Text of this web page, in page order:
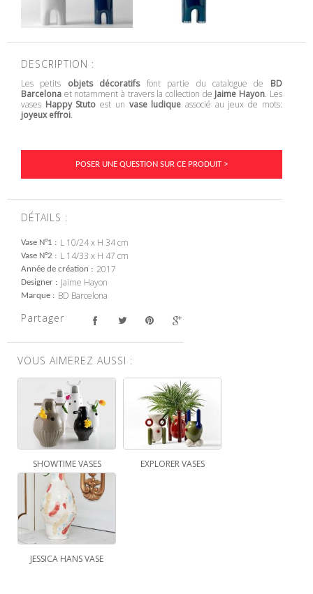
DESCRIPTION :
Les petits objets décoratifsfont partie du catalogue de BD
Barcelona et notamment à travers la collection de Jaime Hayon. Les
vases Happy Stuto est un vase ludique associé au jeux de mots:
joyeux effroi.
POSER UNE QUESTION SUR CE PRODUIT >
DÉTAILS :
Vase N°1 L 10/24 x H 34 cm
Vase N°2 L 14/33 x H 47 cm
Année de création 2017
Designer Jaime Hayon
Marque BD Barcelona
Partager
VOUS AIMEREZ AUSSI :
SHOWTIME VASES EXPLORER VASES
JESSICA HANS VASE